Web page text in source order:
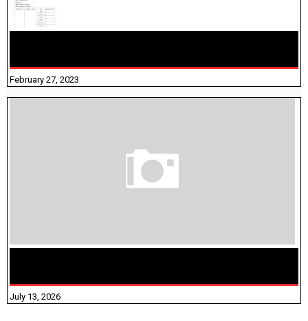
February 27, 2023
July 13, 2026